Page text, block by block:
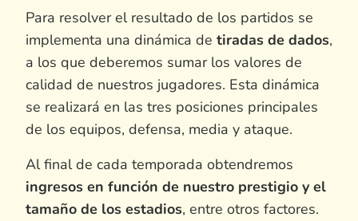
Para resolver el resultado de los partidos se
implementa una dinámica de tiradas de dados,
a los que deberemos sumar los valores de
calidad de nuestros jugadores. Esta dinámica
se realizará en las tres posiciones principales
de los equipos, defensa, media y ataque.
Al final de cada temporada obtendremos
ingresos en función de nuestro prestigio y el
tamaño de los estadios, entre otros factores.